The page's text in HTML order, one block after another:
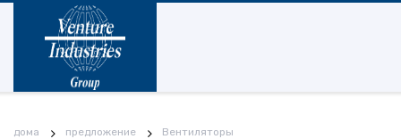
дома предложение
Вентиляторы